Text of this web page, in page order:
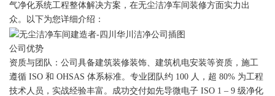
气净化系统工程整体解决方案，在无尘洁净车间装修方面实力出
众。以下为您详细介绍：
‍公司优势
资质与团队：公司具备建筑装修装饰、建筑机电安装等资质，施工
遵循 ISO 和 OHSAS 体系标准。专业团队约 100 人，超 80% 为工程
技术人员，实战经验丰富。成功交付如先导微电子 ISO 1 – 9 级净化